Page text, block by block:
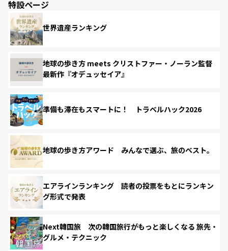
特設ページ
世界遺産ランキング
地球の歩き方 meets クリストファー・ノーラン監督
最新作『オデュッセイア』
準備も滞在もスマートに！ トラベルハック2026
地球の歩き方アワード みんなで選ぶ、旅のベスト。
エアラインランキング 読者の投票をもとにランキン
グ形式で発表
Next韓国旅 次の韓国旅行がもっと楽しくなる 旅先・
グルメ・テクニック